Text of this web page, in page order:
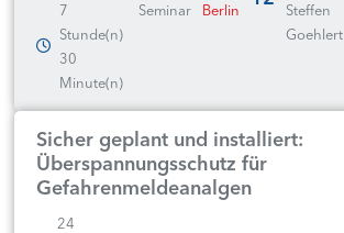
7
Stunde(n)
30
Minute(n)
Seminar
Berlin
Steffen
Goehlert
Sicher geplant und installiert:
Überspannungsschutz für
Gefahrenmeldeanalgen
24